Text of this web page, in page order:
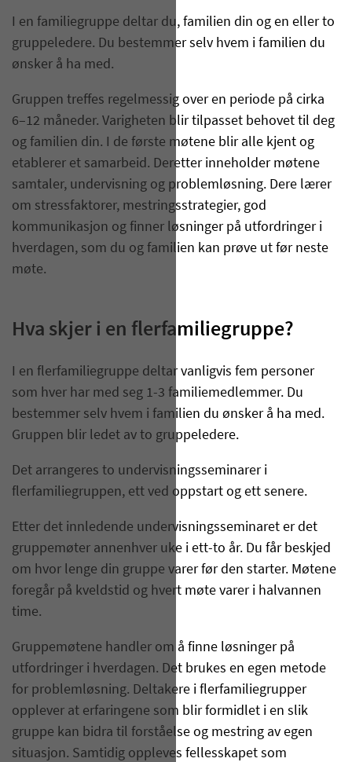
I en familiegruppe deltar du, familien din og en eller to
gruppeledere. Du bestemmer selv hvem i familien du
ønsker å ha med.
Gruppen treffes regelmessig over en periode på cirka
6–12 måneder. Varigheten blir tilpasset behovet til deg
og familien din. I de første møtene blir alle kjent og
etablerer et samarbeid. Deretter inneholder møtene
samtaler, undervisning og problemløsning. Dere lærer
om stressfaktorer, mestringsstrategier, god
kommunikasjon og finner løsninger på utfordringer i
hverdagen, som du og familien kan prøve ut før neste
møte.
Hva skjer i en flerfamiliegruppe?
I en flerfamiliegruppe deltar vanligvis fem personer
som hver har med seg 1-3 familiemedlemmer. Du
bestemmer selv hvem i familien du ønsker å ha med.
Gruppen blir ledet av to gruppeledere.
Det arrangeres to undervisningsseminarer i
flerfamiliegruppen, ett ved oppstart og ett senere.
Etter det innledende undervisningsseminaret er det
gruppemøter annenhver uke i ett-to år. Du får beskjed
om hvor lenge din gruppe varer før den starter. Møtene
foregår på kveldstid og hvert møte varer i halvannen
time.
Gruppemøtene handler om å finne løsninger på
utfordringer i hverdagen. Det brukes en egen metode
for problemløsning. Deltakere i flerfamiliegrupper
opplever at erfaringene som blir formidlet i en slik
gruppe kan bidra til forståelse og mestring av egen
situasjon. Samtidig oppleves fellesskapet som